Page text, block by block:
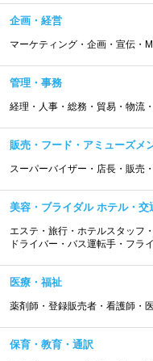
企画・経営
マーケティング・企画・宣伝・
管理・事務
経理・人事・総務・貿易・物流
販売・フード・アミューズメ
スーパーバイザー・店長・販売
美容・ブライダル ホテル・交
エステ・旅行・ホテルスタッフ
ドライバー・バス運転手・フラ
医療・福祉
薬剤師・登録販売者・看護師・
保育・教育・通訳